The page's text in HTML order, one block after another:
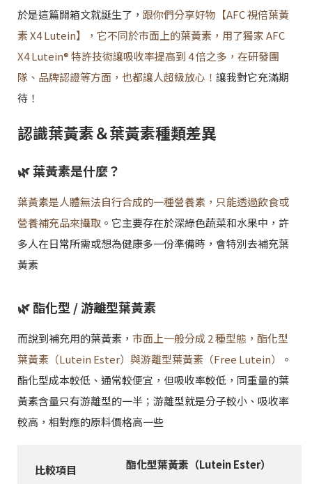
於是這篇開箱文就誕生了， 跟你們分享好物【AFC 視倍葉黃
素 X4 Lutein】，它不同於市面上的葉黃素，用了獨家 AFC
X4 Lutein® 特許技術讓吸收率提高到 4 倍之多，在研發團
隊、品牌認證等方面，也都讓人超級放心！ 讓我對它充滿期
待！
認識葉黃素＆葉黃素種類差異
🌿 葉黃素是什麼？
葉黃素是人體無法自行合成的一種營養素，只能透過飲食或
營養補充品來攝取 。它主要存在於深綠色蔬菜和水果中，許
多人在日常所需或想為健康多一份準備時，會特別去補充葉
黃素
🌿 酯化型 / 游離型葉黃素
而說到補充用的葉黃素， 市面上一般分成 2 種型態，酯化型
葉黃素（Lutein Ester）與游離型葉黃素（Free Lutein）
。
酯化型成本較低、通常較便宜，但吸收率較低，同重量的葉
黃素含量只有游離型的一半；游離型就是分子較小、吸收率
較高，相對應的原料價格高一些
比較項目 酯化型葉黃素（Lutein Ester）